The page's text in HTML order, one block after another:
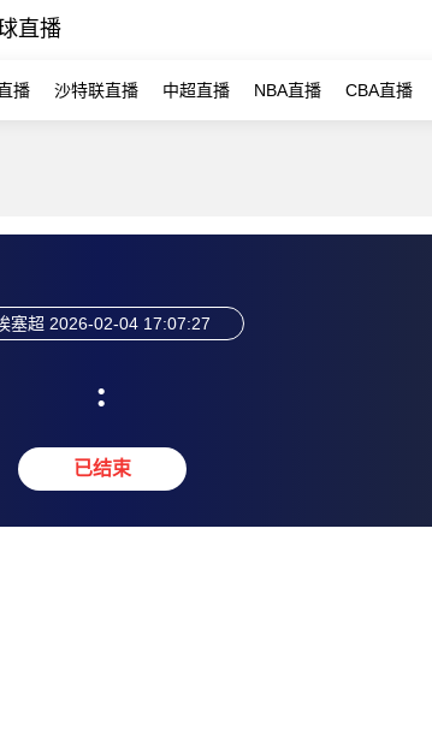
直播
播 沙特联直播 中超直播 NBA直播 CBA直播
塞超 2026-02-04 17:07:27
:
已结束